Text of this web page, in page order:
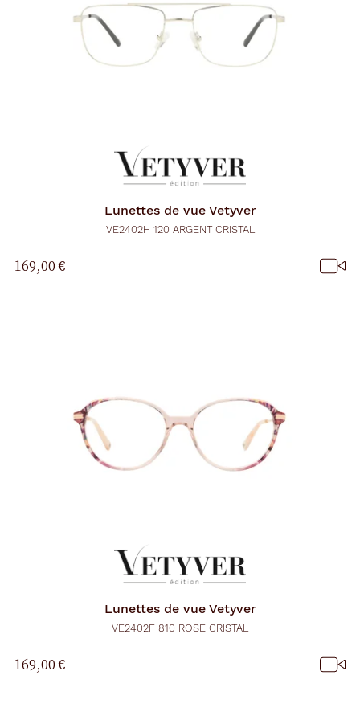
Lunettes de vue Vetyver
VE2402H 120 ARGENT CRISTAL
169,00 €
Lunettes de vue Vetyver
VE2402F 810 ROSE CRISTAL
169,00 €